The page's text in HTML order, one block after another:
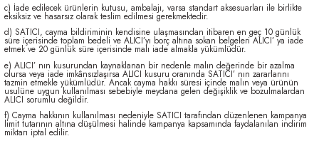
c) İade edilecek ürünlerin kutusu, ambalajı, varsa standart aksesuarları ile birlikte
eksiksiz ve hasarsız olarak teslim edilmesi gerekmektedir.
d) SATICI, cayma bildiriminin kendisine ulaşmasından itibaren en geç 10 günlük
süre içerisinde toplam bedeli ve ALICI’yı borç altına sokan belgeleri ALICI’ ya iade
etmek ve 20 günlük süre içerisinde malı iade almakla yükümlüdür.
e) ALICI’ nın kusurundan kaynaklanan bir nedenle malın değerinde bir azalma
olursa veya iade imkânsızlaşırsa ALICI kusuru oranında SATICI’ nın zararlarını
tazmin etmekle yükümlüdür. Ancak cayma hakkı süresi içinde malın veya ürünün
usulüne uygun kullanılması sebebiyle meydana gelen değişiklik ve bozulmalardan
ALICI sorumlu değildir.
f) Cayma hakkının kullanılması nedeniyle SATICI tarafından düzenlenen kampanya
limit tutarının altına düşülmesi halinde kampanya kapsamında faydalanılan indirim
miktarı iptal edilir.